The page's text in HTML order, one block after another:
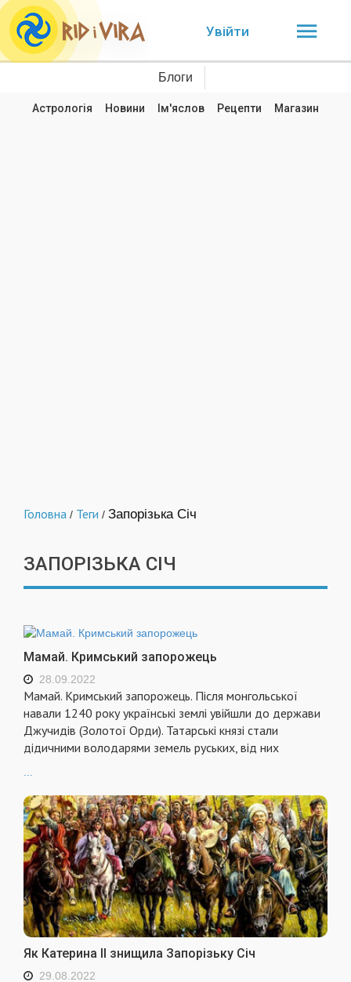
Увійти
Блоги
Астрологія Новини Ім'яслов Рецепти Магазин
Головна / Теги / Запорізька Січ
ЗАПОРІЗЬКА СІЧ
Мамай. Кримський запорожець
28.09.2022
Мамай. Кримський запорожець. Після монгольської
навали 1240 року українські землі увійшли до держави
Джучидів (Золотої Орди). Татарські князі стали
дідичними володарями земель руських, від них
...
Як Катерина ІІ знищила Запорізьку Січ
29.08.2022